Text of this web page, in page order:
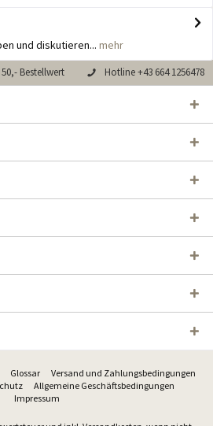
und diskutieren... mehr
Bestellwert Hotline +43 664 1256478
Glossar
Versand und Zahlungsbedingungen
Allgemeine Geschäftsbedingungen
Impressum